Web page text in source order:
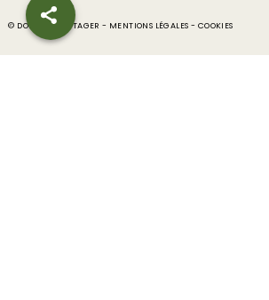
© DOLMEN & POTAGER - MENTIONS LÉGALES - COOKIES